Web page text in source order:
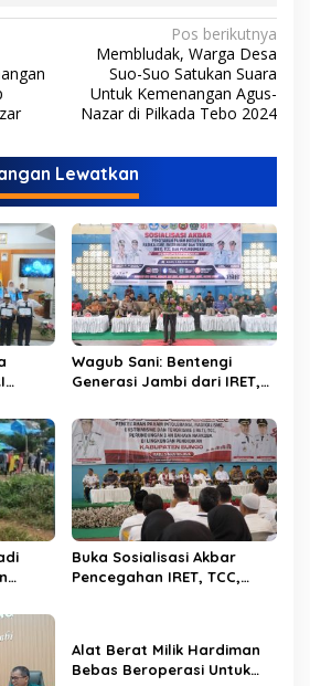
Pos berikutnya
Membludak, Warga Desa
Suo-Suo Satukan Suara
Untuk Kemenangan Agus-
Nazar di Pilkada Tebo 2024
Lewatkan
Wagub Sani: Bentengi
Generasi Jambi dari IRET,
Dimulai dari Sekolah
Buka Sosialisasi Akbar
Pencegahan IRET, TCC,
anak-anakku bisa jaga diri,
60% masa depan sudah
Alat Berat Milik Hardiman
Bebas Beroperasi Untuk